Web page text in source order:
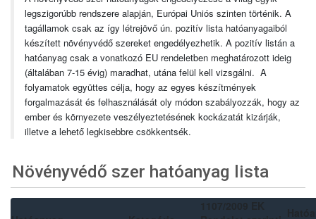
legszigorúbb rendszere alapján, Európai Uniós szinten történik. A
tagállamok csak az így létrejövő ún. pozitív lista hatóanyagaiból
készített növényvédő szereket engedélyezhetik. A pozitív listán a
hatóanyag csak a vonatkozó EU rendeletben meghatározott ideig
(általában 7-15 évig) maradhat, utána felül kell vizsgálni. A
folyamatok együttes célja, hogy az egyes készítmények
forgalmazását és felhasználását oly módon szabályozzák, hogy az
ember és környezete veszélyeztetésének kockázatát kizárják,
illetve a lehető legkisebbre csökkentsék.
Növényvédő szer hatóanyag lista